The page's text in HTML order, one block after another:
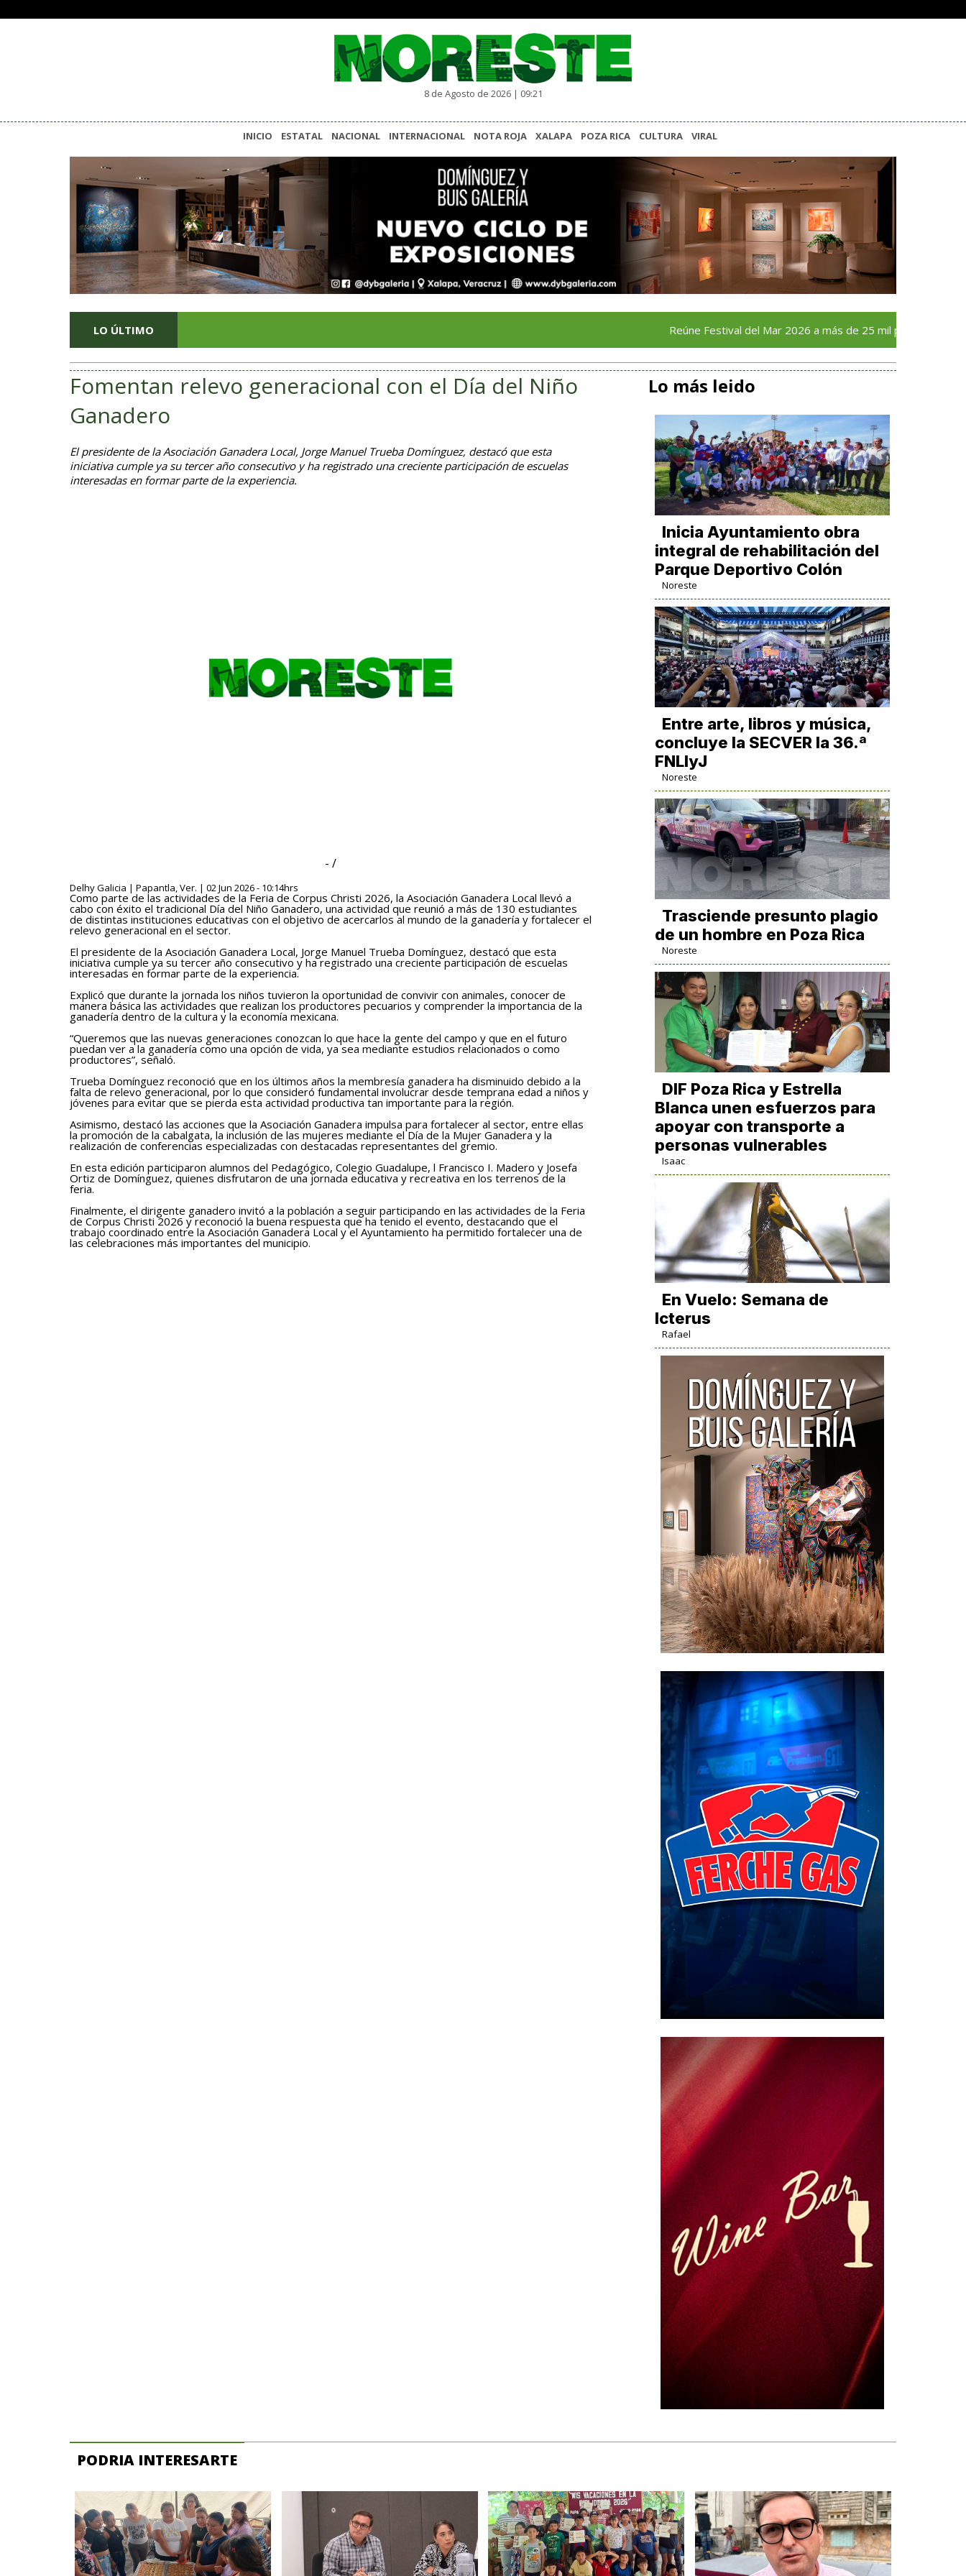
8 de Agosto de 2026 | 09:21
INICIO ESTATAL NACIONAL INTERNACIONAL NOTA ROJA XALAPA POZA RICA CULTURA VIRAL
LO ÚLTIMO Reúne Festival del Mar 2026 a más de 25 mil personas en su primer
Fomentan relevo generacional con el Día del Niño
Ganadero
El presidente de la Asociación Ganadera Local, Jorge Manuel Trueba Domínguez, destacó que esta
iniciativa cumple ya su tercer año consecutivo y ha registrado una creciente participación de escuelas
interesadas en formar parte de la experiencia.
- /
Delhy Galicia | Papantla, Ver. | 02 Jun 2026 - 10:14hrs
Como parte de las actividades de la Feria de Corpus Christi 2026, la Asociación Ganadera Local llevó a
cabo con éxito el tradicional Día del Niño Ganadero, una actividad que reunió a más de 130 estudiantes
de distintas instituciones educativas con el objetivo de acercarlos al mundo de la ganadería y fortalecer el
relevo generacional en el sector.
El presidente de la Asociación Ganadera Local, Jorge Manuel Trueba Domínguez, destacó que esta
iniciativa cumple ya su tercer año consecutivo y ha registrado una creciente participación de escuelas
interesadas en formar parte de la experiencia.
Explicó que durante la jornada los niños tuvieron la oportunidad de convivir con animales, conocer de
manera básica las actividades que realizan los productores pecuarios y comprender la importancia de la
ganadería dentro de la cultura y la economía mexicana.
“Queremos que las nuevas generaciones conozcan lo que hace la gente del campo y que en el futuro
puedan ver a la ganadería como una opción de vida, ya sea mediante estudios relacionados o como
productores”, señaló.
Trueba Domínguez reconoció que en los últimos años la membresía ganadera ha disminuido debido a la
falta de relevo generacional, por lo que consideró fundamental involucrar desde temprana edad a niños y
jóvenes para evitar que se pierda esta actividad productiva tan importante para la región.
Asimismo, destacó las acciones que la Asociación Ganadera impulsa para fortalecer al sector, entre ellas
la promoción de la cabalgata, la inclusión de las mujeres mediante el Día de la Mujer Ganadera y la
realización de conferencias especializadas con destacadas representantes del gremio.
En esta edición participaron alumnos del Pedagógico, Colegio Guadalupe, l Francisco I. Madero y Josefa
Ortiz de Domínguez, quienes disfrutaron de una jornada educativa y recreativa en los terrenos de la
feria.
Finalmente, el dirigente ganadero invitó a la población a seguir participando en las actividades de la Feria
de Corpus Christi 2026 y reconoció la buena respuesta que ha tenido el evento, destacando que el
trabajo coordinado entre la Asociación Ganadera Local y el Ayuntamiento ha permitido fortalecer una de
las celebraciones más importantes del municipio.
Lo más leido
Inicia Ayuntamiento obra
integral de rehabilitación del
Parque Deportivo Colón
Noreste
Entre arte, libros y música,
concluye la SECVER la 36.ª
FNLIyJ
Noreste
Trasciende presunto plagio
de un hombre en Poza Rica
Noreste
DIF Poza Rica y Estrella
Blanca unen esfuerzos para
apoyar con transporte a
personas vulnerables
Isaac
En Vuelo: Semana de
Icterus
Rafael
PODRIA INTERESARTE